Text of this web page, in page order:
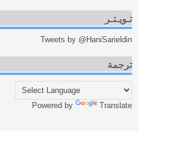
تـويـتـر
Tweets by @HaniSarieldin
ترجمة
Powered by Translate